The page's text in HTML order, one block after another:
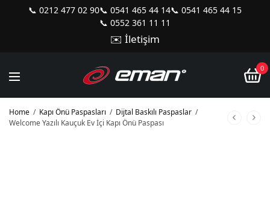
📞 0212 477 02 90📞 0541 465 44 14📞 0541 465 44 15
📞 0552 361 11 11
✉️ İletişim
0
Home / Kapı Önü Paspasları / Dijtal Baskılı Paspaslar /
Welcome Yazılı Kauçuk Ev İçi Kapı Önü Paspası